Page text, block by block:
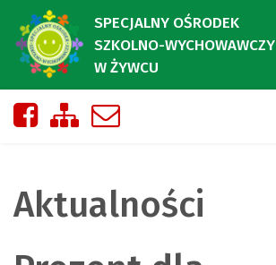
SPECJALNY OŚRODEK
SZKOLNO-WYCHOWAWCZY
W ŻYWCU
Nasza strona na Facebooku
Zobacz mapę strony
Aktualności